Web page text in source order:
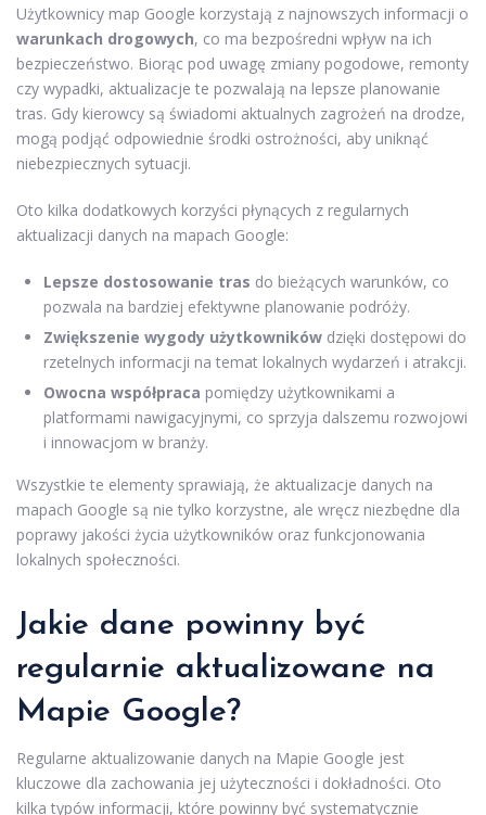
Użytkownicy map Google korzystają z najnowszych informacji o
warunkach drogowych, co ma bezpośredni wpływ na ich
bezpieczeństwo. Biorąc pod uwagę zmiany pogodowe, remonty
czy wypadki, aktualizacje te pozwalają na lepsze planowanie
tras. Gdy kierowcy są świadomi aktualnych zagrożeń na drodze,
mogą podjąć odpowiednie środki ostrożności, aby uniknąć
niebezpiecznych sytuacji.
Oto kilka dodatkowych korzyści płynących z regularnych
aktualizacji danych na mapach Google:
Lepsze dostosowanie tras do bieżących warunków, co
pozwala na bardziej efektywne planowanie podróży.
Zwiększenie wygody użytkowników dzięki dostępowi do
rzetelnych informacji na temat lokalnych wydarzeń i atrakcji.
Owocna współpraca pomiędzy użytkownikami a
platformami nawigacyjnymi, co sprzyja dalszemu rozwojowi
i innowacjom w branży.
Wszystkie te elementy sprawiają, że aktualizacje danych na
mapach Google są nie tylko korzystne, ale wręcz niezbędne dla
poprawy jakości życia użytkowników oraz funkcjonowania
lokalnych społeczności.
Jakie dane powinny być
regularnie aktualizowane na
Mapie Google?
Regularne aktualizowanie danych na Mapie Google jest
kluczowe dla zachowania jej użyteczności i dokładności. Oto
kilka typów informacji, które powinny być systematycznie